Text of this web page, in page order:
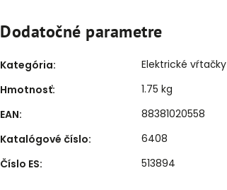
Dodatočné parametre
Kategória:
Elektrické vŕtačky
Hmotnosť:
1.75 kg
EAN:
88381020558
Katalógové číslo:
6408
Číslo ES: 513894